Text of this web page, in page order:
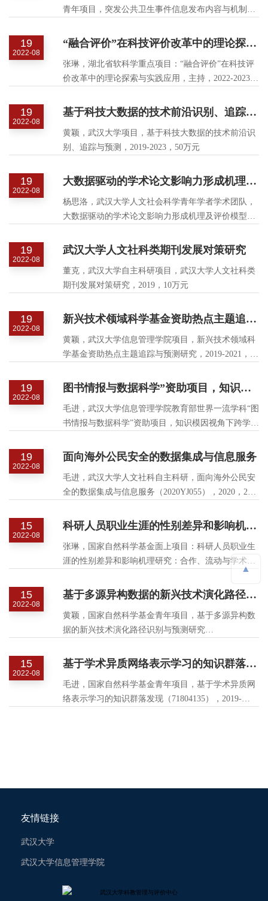
青年项目，突发公共卫生事件信息发布内容与机制研
19
2022-08
“融合评价”在科技评价改革中的理论探索与实践应用
张琳，湖北省软科学重点项目：“融合评价”在科技评
价改革中的理论探索与实践应用，主持，2022-2023，
19
2022-08
基于科技大数据的技术前沿识别、追踪与预测
黄颖，武汉大学项目，基于科技大数据的技术前沿识
别、追踪与预测，2019-2023，50万元
19
2022-08
大数据驱动的学术论文影响力形成机理及评价模型研究
杨思洛，武汉大学人文社会科学青年学者学术团队，
大数据驱动的学术论文影响力形成机理及评价模型研
19
2022-08
武汉大学人文社科类期刊发展对策研究
董克，武汉大学自主科研项目，武汉大学人文社科类
期刊发展对策研究，2019，10万元
19
2022-08
新兴技术领域科学基金资助热点主题追踪与预测研究
黄颖，武汉大学信息管理学院项目，新兴技术领域科
学基金资助热点主题追踪与预测研究，2019-2021，10
19
2022-08
图书情报与数据科学”资助项目，知识模因视角下跨学科领域的创新路径识别与分析
毛进，武汉大学信息管理学院教育部世界一流学科“图
书情报与数据科学”资助项目，知识模因视角下跨学科
19
2022-08
面向海外公民安全的数据集成与信息服务
毛进，武汉大学人文社科自主科研，面向海外公民安
全的数据集成与信息服务（2020YJ055），2020，2万
15
2022-08
科研人员职业生涯的性别差异和影响机理研究：合作、流动与学术表现
张琳，国家自然科学基金面上项目：科研人员职业生
涯的性别差异和影响机理研究：合作、流动与学术表
15
2022-08
基于多源异构数据的新兴技术演化路径识别与预测研究
黄颖，国家自然科学基金青年项目，基于多源异构数
据的新兴技术演化路径识别与预测研究
15
2022-08
基于学术异质网络表示学习的知识群落发现
毛进，国家自然科学基金青年项目，基于学术异质网
络表示学习的知识群落发现（71804135），2019-
友情链接
武汉大学
武汉大学信息管理学院
▲